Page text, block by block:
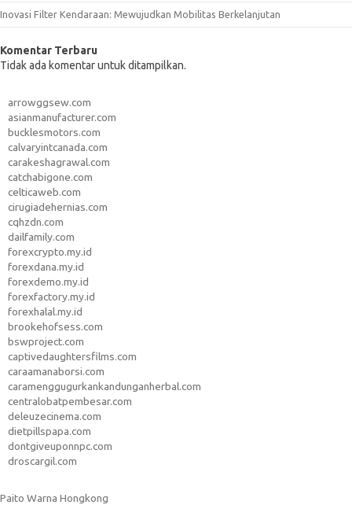
Inovasi Filter Kendaraan: Mewujudkan Mobilitas Berkelanjutan
Komentar Terbaru
Tidak ada komentar untuk ditampilkan.
arrowggsew.com
asianmanufacturer.com
bucklesmotors.com
calvaryintcanada.com
carakeshagrawal.com
catchabigone.com
celticaweb.com
cirugiadehernias.com
cqhzdn.com
dailfamily.com
forexcrypto.my.id
forexdana.my.id
forexdemo.my.id
forexfactory.my.id
forexhalal.my.id
brookehofsess.com
bswproject.com
captivedaughtersfilms.com
caraamanaborsi.com
caramenggugurkankandunganherbal.com
centralobatpembesar.com
deleuzecinema.com
dietpillspapa.com
dontgiveuponnpc.com
droscargil.com
Paito Warna Hongkong